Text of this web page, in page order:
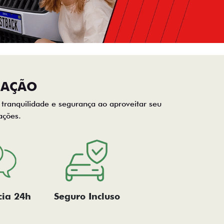
e segurança ao aproveitar seu
24h Seguro Incluso